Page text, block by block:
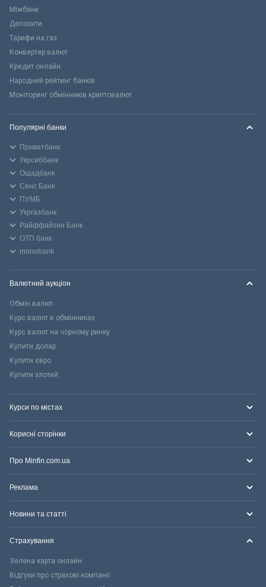
Міжбанк
Депозити
Тарифи на газ
Конвертер валют
Кредит онлайн
Народний рейтинг банків
Моніторинг обмінників криптовалют
Популярні банки
Приватбанк
Укрсиббанк
Ощадбанк
Сенс Банк
ПУМБ
Укргазбанк
Райффайзен Банк
ОТП банк
monobank
Валютний аукціон
Обмін валют
Курс валют в обмінниках
Курс валют на чорному ринку
Купити долар
Купити євро
Купити злотий
Курси по містах
Корисні сторінки
Про Minfin.com.ua
Реклама
Новини та статті
Страхування
Зелена карта онлайн
Відгуки про страхові компанії